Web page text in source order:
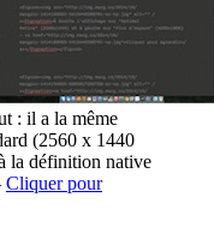
: il a la même
(2560 x 1440
la définition native
Cliquer pour